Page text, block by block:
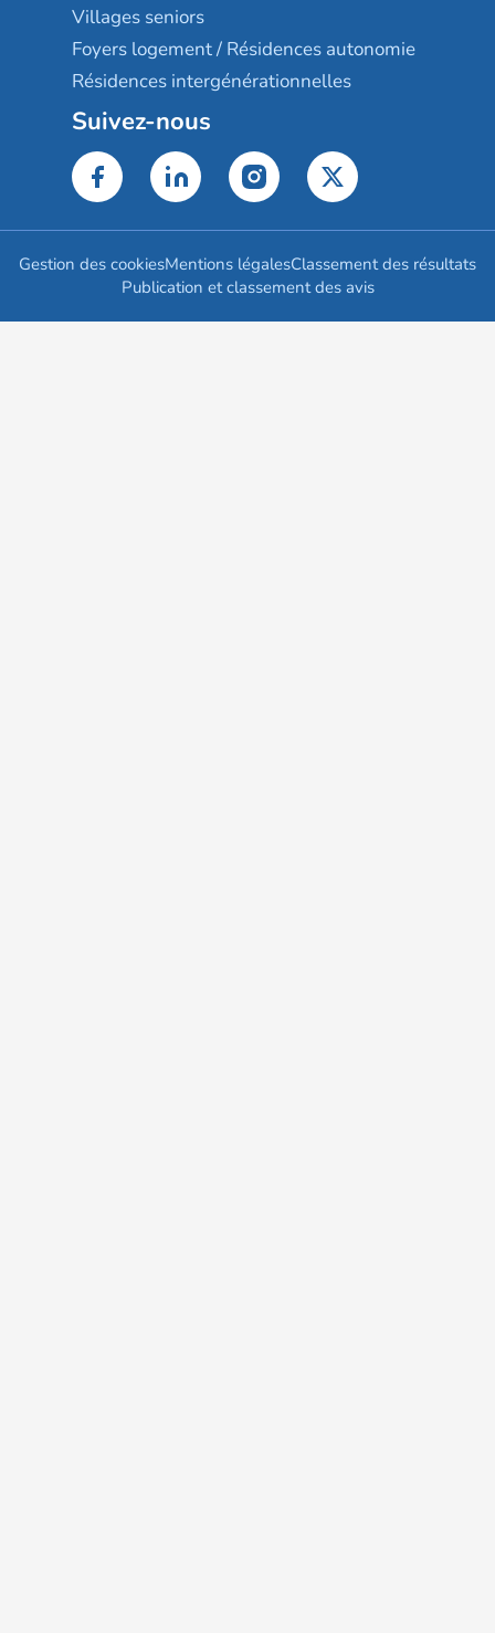
Villages seniors
Foyers logement / Résidences autonomie
Résidences intergénérationnelles
Suivez-nous
Gestion des cookiesMentions légalesClassement des résultats
Publication et classement des avis